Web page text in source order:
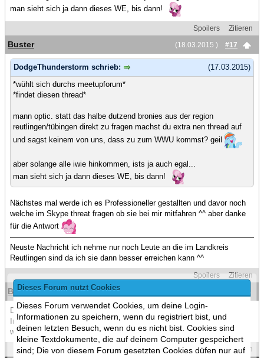
Dieses Forum nutzt Cookies
Dieses Forum verwendet Cookies, um deine Login-
Informationen zu speichern, wenn du registriert bist, und
deinen letzten Besuch, wenn du es nicht bist. Cookies sind
kleine Textdokumente, die auf deinem Computer gespeichert
sind; Die von diesem Forum gesetzten Cookies düfen nur auf
man sieht sich ja dann dieses WE, bis dann!
Spoilers
Zitieren
(18.03.2015 )
#17
Buster
(17.03.2015)
DodgeThunderstorm schrieb:
*wühlt sich durchs meetupforum*
*findet diesen thread*
mann optic. statt das halbe dutzend bronies aus der region
reutlingen/tübingen direkt zu fragen machst du extra nen thread auf
und sagst keinem von uns, dass zu zum WWU kommst? geil
aber solange alle iwie hinkommen, ists ja auch egal...
man sieht sich ja dann dieses WE, bis dann!
Nächstes mal werde ich es Professioneller gestallten und davor noch
welche im Skype threat fragen ob sie bei mir mitfahren ^^ aber danke
für die Antwort
Neuste Nachricht ich nehme nur noch Leute an die im Landkreis
Reutlingen sind da ich sie dann besser erreichen kann ^^
Spoilers
Zitieren
Buster
Der Thread wurde Aktualisiert für das WWU Treffen in 2017, nähere
Infos im Start Beitrag und wenn der WWU 2017 Thread erstellt wurde,
was wohl erst nächstes Jahr so sein wird ^^.
Spoilers Zitieren